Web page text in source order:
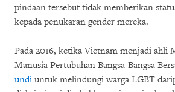
pindaan tersebut tidak memberikan
kepada penukaran gender mereka.
Pada 2016, ketika Vietnam menjadi ahli
Manusia Pertubuhan Bangsa-Bangsa
undi untuk melindungi warga LGBT